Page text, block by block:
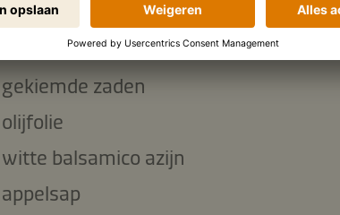
Romeinse sla)
wortelen
gekiemde zaden
olijfolie
witte balsamico azijn
appelsap